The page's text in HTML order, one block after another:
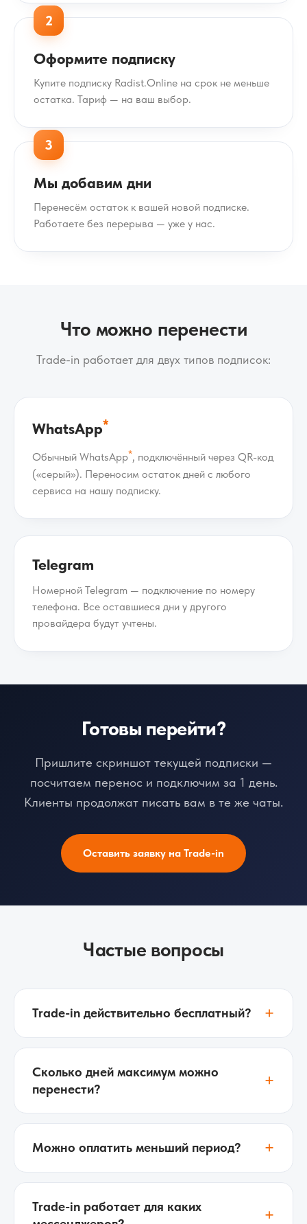
2
Оформите подписку
Купите подписку Radist.Online на срок не меньше
остатка. Тариф — на ваш выбор.
3
Мы добавим дни
Перенесём остаток к вашей новой подписке.
Работаете без перерыва — уже у нас.
Что можно перенести
Trade-in работает для двух типов подписок:
WhatsApp*
Обычный WhatsApp*, подключённый через QR-код
(«серый»). Переносим остаток дней с любого
сервиса на нашу подписку.
Telegram
Номерной Telegram — подключение по номеру
телефона. Все оставшиеся дни у другого
провайдера будут учтены.
Готовы перейти?
Пришлите скриншот текущей подписки —
посчитаем перенос и подключим за 1 день.
Клиенты продолжат писать вам в те же чаты.
Оставить заявку на Trade-in
Частые вопросы
Trade-in действительно бесплатный? +
Сколько дней максимум можно
перенести?
+
Можно оплатить меньший период? +
Trade-in работает для каких
+